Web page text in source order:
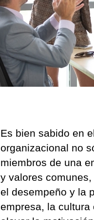
Es bien sabido en
organizacional no
miembros de una
y valores
el desempeño y la
empresa, la cultura